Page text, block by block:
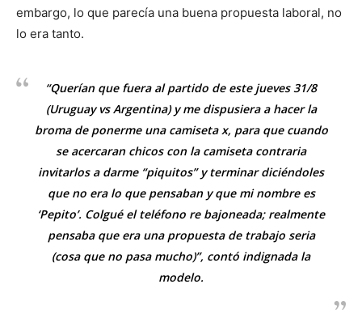
embargo, lo que parecía una buena propuesta laboral, no
lo era tanto.
“Querían que fuera al partido de este jueves 31/8
(Uruguay vs Argentina) y me dispusiera a hacer la
broma de ponerme una camiseta x, para que cuando
se acercaran chicos con la camiseta contraria
invitarlos a darme “piquitos” y terminar diciéndoles
que no era lo que pensaban y que mi nombre es
‘Pepito’. Colgué el teléfono re bajoneada; realmente
pensaba que era una propuesta de trabajo seria
(cosa que no pasa mucho)”, contó indignada la
modelo.